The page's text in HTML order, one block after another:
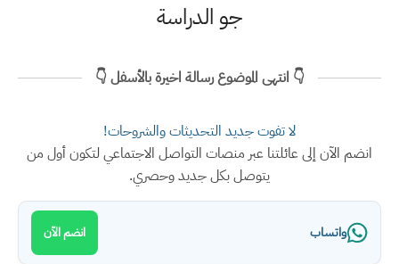
جو الدراسة
👇 انتهى الموضوع رسالة اخيرة بالأسفل 👇
لا تفوت جديد التحديثات والشروحات!
انضم الآن إلى عائلتنا عبر منصات التواصل الاجتماعي لتكون أول من
يتوصل بكل جديد وحصري.
واتساب انضم الآن